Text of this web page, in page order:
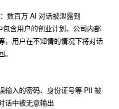
：数百万 AI 对话被泄露到
含用户的创业计划、公司内部
，用户在不知情的情况下将对话
输入的密码、身份证号等 PII 被
话中被无意输出